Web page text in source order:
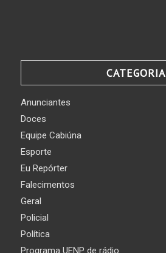
CATEGORIA
Anunciantes
Doces
Equipe Cabiúna
Esporte
Eu Repórter
Falecimentos
Geral
Policial
Política
Programa UENP de rádio